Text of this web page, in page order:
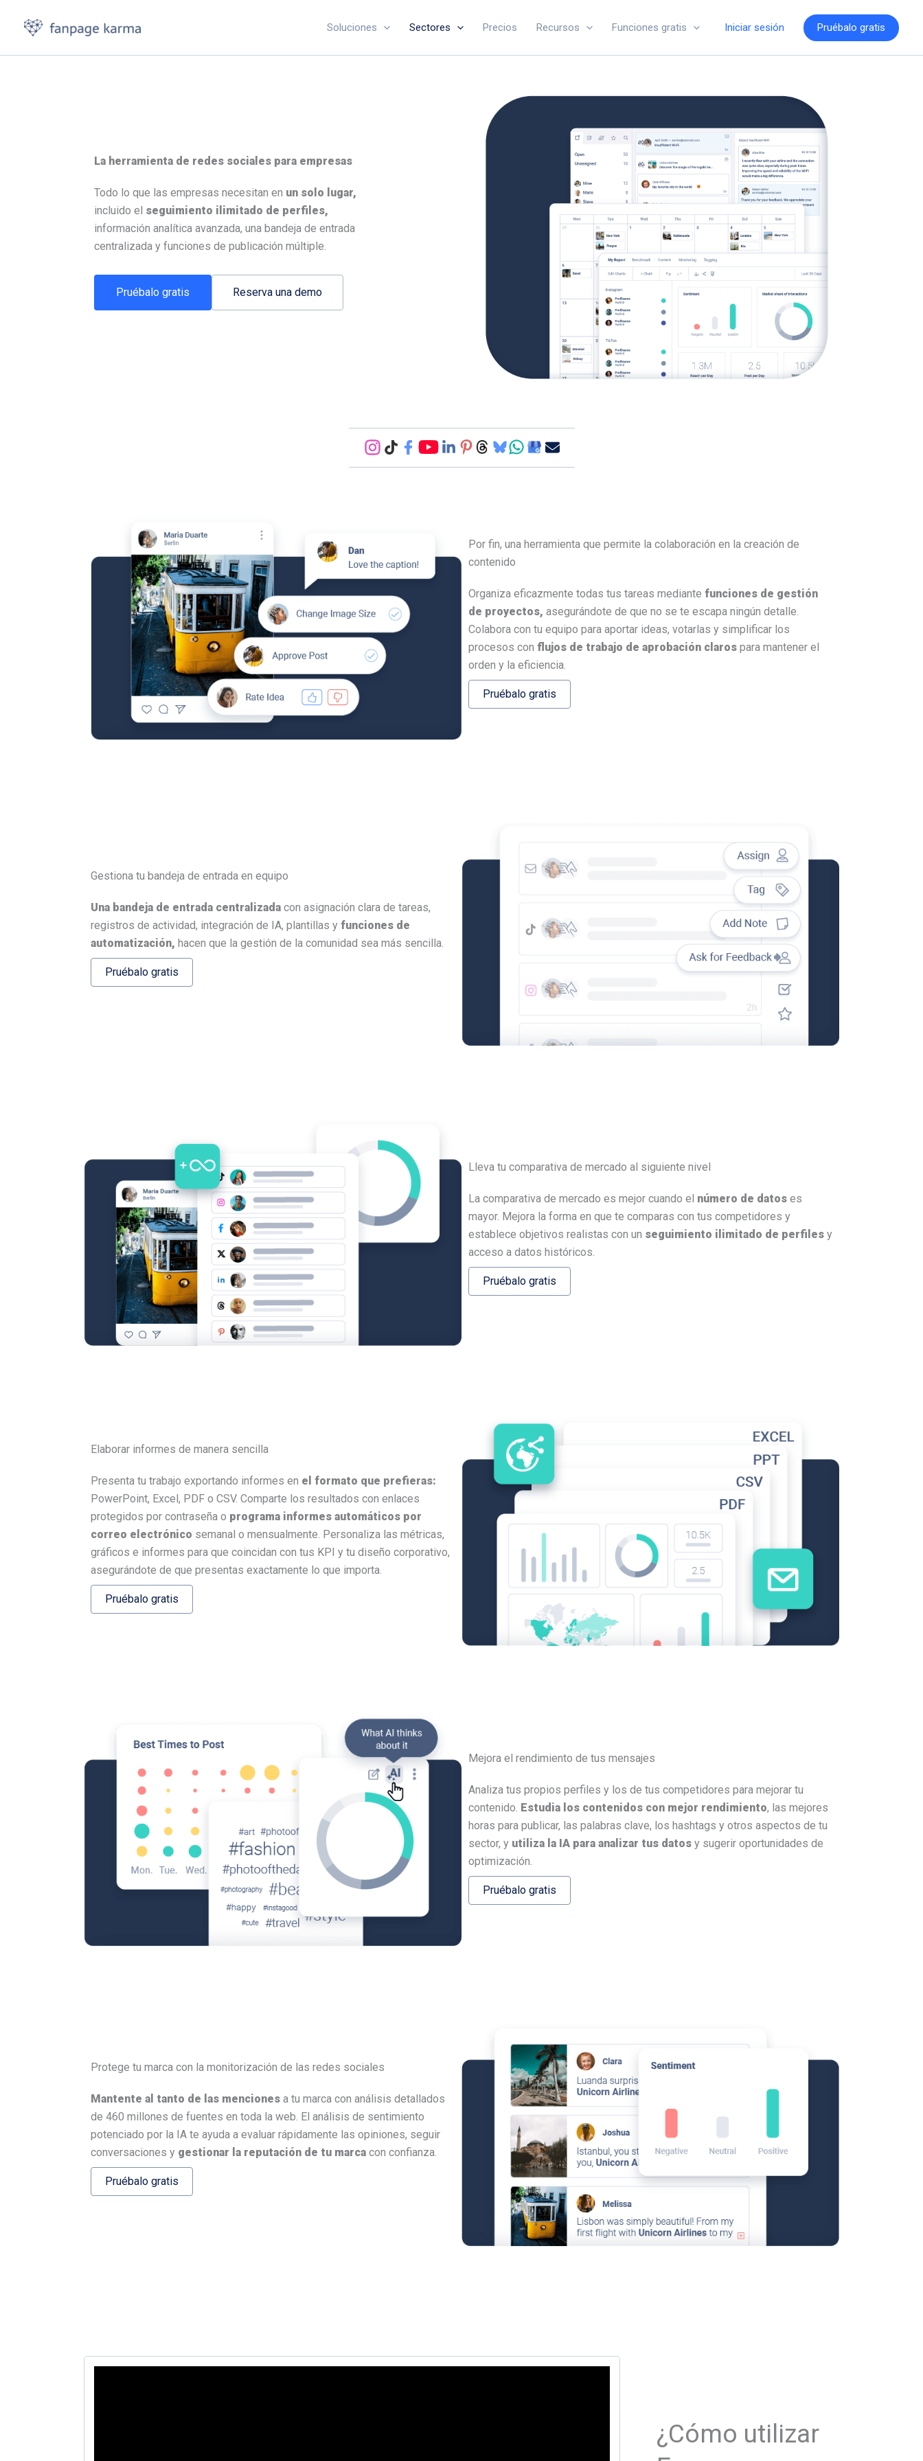
Soluciones Sectores Precios Recursos Funciones gratis Iniciar sesión Pruébalo gratis
La herramienta de redes sociales para empresas
Todo lo que las empresas necesitan en un solo lugar,
incluido el seguimiento ilimitado de perfiles,
información analítica avanzada, una bandeja de entrada
centralizada y funciones de publicación múltiple.
Pruébalo gratis Reserva una demo
Por fin, una herramienta que permite la colaboración en la creación de
contenido
Organiza eficazmente todas tus tareas mediante funciones de gestión
de proyectos, asegurándote de que no se te escapa ningún detalle.
Colabora con tu equipo para aportar ideas, votarlas y simplificar los
procesos con flujos de trabajo de aprobación claros para mantener el
orden y la eficiencia.
Pruébalo gratis
Gestiona tu bandeja de entrada en equipo
Una bandeja de entrada centralizada con asignación clara de tareas,
registros de actividad, integración de IA, plantillas y funciones de
automatización, hacen que la gestión de la comunidad sea más sencilla.
Pruébalo gratis
Lleva tu comparativa de mercado al siguiente nivel
La comparativa de mercado es mejor cuando el número de datos es
mayor. Mejora la forma en que te comparas con tus competidores y
establece objetivos realistas con un seguimiento ilimitado de perfiles y
acceso a datos históricos.
Pruébalo gratis
Elaborar informes de manera sencilla
Presenta tu trabajo exportando informes en el formato que prefieras:
PowerPoint, Excel, PDF o CSV. Comparte los resultados con enlaces
protegidos por contraseña o programa informes automáticos por
correo electrónico semanal o mensualmente. Personaliza las métricas,
gráficos e informes para que coincidan con tus KPI y tu diseño corporativo,
asegurándote de que presentas exactamente lo que importa.
Pruébalo gratis
Mejora el rendimiento de tus mensajes
Analiza tus propios perfiles y los de tus competidores para mejorar tu
contenido. Estudia los contenidos con mejor rendimiento, las mejores
horas para publicar, las palabras clave, los hashtags y otros aspectos de tu
sector, y utiliza la IA para analizar tus datos y sugerir oportunidades de
optimización.
Pruébalo gratis
Protege tu marca con la monitorización de las redes sociales
Mantente al tanto de las menciones a tu marca con análisis detallados
de 460 millones de fuentes en toda la web. El análisis de sentimiento
potenciado por la IA te ayuda a evaluar rápidamente las opiniones, seguir
conversaciones y gestionar la reputación de tu marca con confianza.
Pruébalo gratis
¿Cómo utilizar